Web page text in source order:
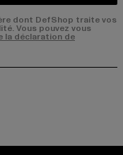
dont DefShop traite vos
Vous pouvez vous
la déclaration de